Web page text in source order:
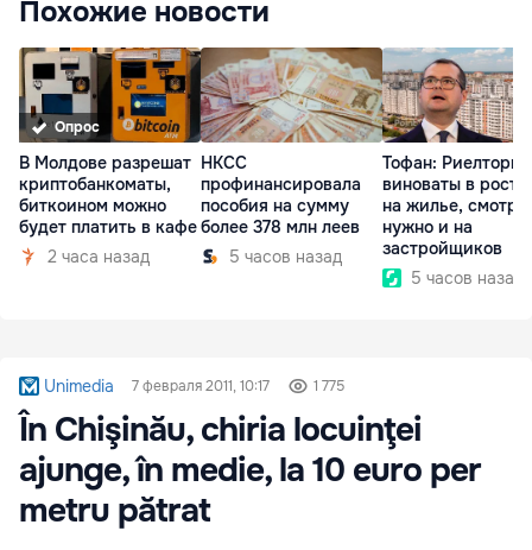
Похожие новости
Опрос
В Молдове разрешат
криптобанкоматы,
биткоином можно
будет платить в кафе
2 часа назад
НКСС
профинансировала
пособия на сумму
более 378 млн леев
5 часов назад
Тофан: Риелторы
виноваты в росте
на жилье,
нужно и на
застройщиков
5 часов назад
Unimedia 7 февраля 2011, 10:17 1 775
În Chişinău, chiria locuinţei
ajunge, în medie, la 10 euro per
metru pătrat